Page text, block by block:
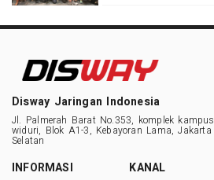
Disway Jaringan Indonesia
Jl. Palmerah Barat No.353, komplek kampus
widuri, Blok A1-3, Kebayoran Lama, Jakarta
Selatan
INFORMASI
KANAL